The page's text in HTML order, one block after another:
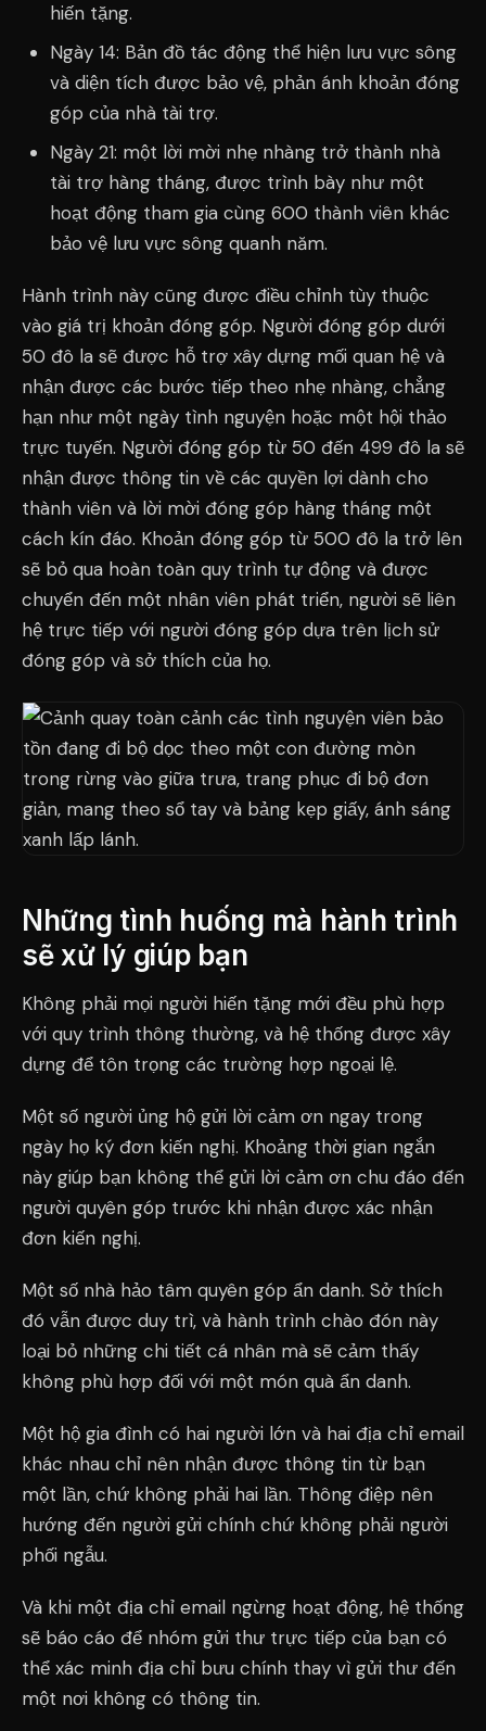
hiến tặng.
Ngày 14: Bản đồ tác động thể hiện lưu vực sông
và diện tích được bảo vệ, phản ánh khoản đóng
góp của nhà tài trợ.
Ngày 21: một lời mời nhẹ nhàng trở thành nhà
tài trợ hàng tháng, được trình bày như một
hoạt động tham gia cùng 600 thành viên khác
bảo vệ lưu vực sông quanh năm.
Hành trình này cũng được điều chỉnh tùy thuộc
vào giá trị khoản đóng góp. Người đóng góp dưới
50 đô la sẽ được hỗ trợ xây dựng mối quan hệ và
nhận được các bước tiếp theo nhẹ nhàng, chẳng
hạn như một ngày tình nguyện hoặc một hội thảo
trực tuyến. Người đóng góp từ 50 đến 499 đô la sẽ
nhận được thông tin về các quyền lợi dành cho
thành viên và lời mời đóng góp hàng tháng một
cách kín đáo. Khoản đóng góp từ 500 đô la trở lên
sẽ bỏ qua hoàn toàn quy trình tự động và được
chuyển đến một nhân viên phát triển, người sẽ liên
hệ trực tiếp với người đóng góp dựa trên lịch sử
đóng góp và sở thích của họ.
Những tình huống mà hành trình
sẽ xử lý giúp bạn
Không phải mọi người hiến tặng mới đều phù hợp
với quy trình thông thường, và hệ thống được xây
dựng để tôn trọng các trường hợp ngoại lệ.
Một số người ủng hộ gửi lời cảm ơn ngay trong
ngày họ ký đơn kiến nghị. Khoảng thời gian ngắn
này giúp bạn không thể gửi lời cảm ơn chu đáo đến
người quyên góp trước khi nhận được xác nhận
đơn kiến nghị.
Một số nhà hảo tâm quyên góp ẩn danh. Sở thích
đó vẫn được duy trì, và hành trình chào đón này
loại bỏ những chi tiết cá nhân mà sẽ cảm thấy
không phù hợp đối với một món quà ẩn danh.
Một hộ gia đình có hai người lớn và hai địa chỉ email
khác nhau chỉ nên nhận được thông tin từ bạn
một lần, chứ không phải hai lần. Thông điệp nên
hướng đến người gửi chính chứ không phải người
phối ngẫu.
Và khi một địa chỉ email ngừng hoạt động, hệ thống
sẽ báo cáo để nhóm gửi thư trực tiếp của bạn có
thể xác minh địa chỉ bưu chính thay vì gửi thư đến
một nơi không có thông tin.